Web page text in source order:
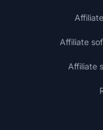
Affiliate
Affiliate